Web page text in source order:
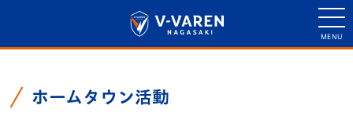
ホームタウン活動